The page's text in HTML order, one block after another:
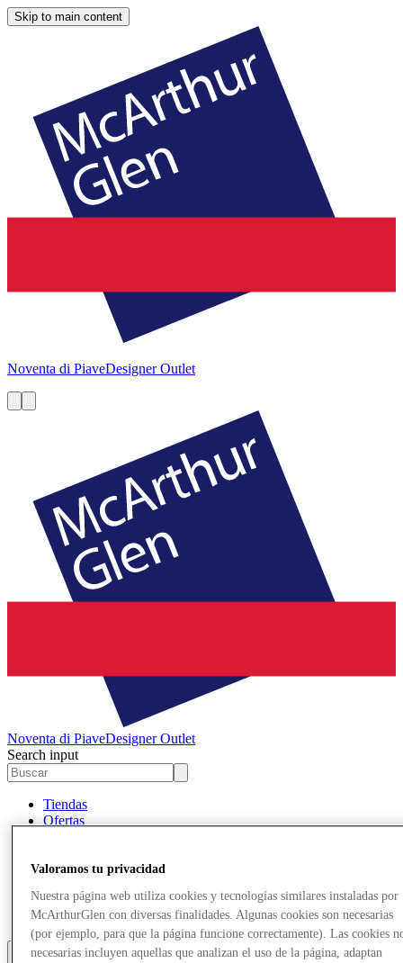
Skip to main content
Noventa di PiaveDesigner Outlet
Noventa di PiaveDesigner Outlet
Search input
Tiendas
Ofertas
Comer y beber
Servicios
Guía de destinos
Valoramos tu privacidad
Nuestra página web utiliza cookies y tecnologías similares instaladas por
McArthurGlen con diversas finalidades. Algunas cookies son necesarias
(por ejemplo, para que la página funcione correctamente). Las cookies
necesarias incluyen aquellas que analizan el uso de la página, adaptan